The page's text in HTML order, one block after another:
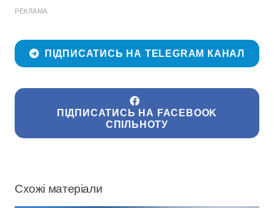
РЕКЛАМА
ПІДПИСАТИСЬ НА TELEGRAM КАНАЛ
ПІДПИСАТИСЬ НА FACEBOOK
СПІЛЬНОТУ
Схожі матеріали